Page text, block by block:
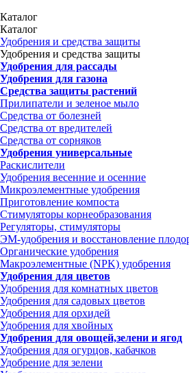
Каталог
Каталог
Удобрения и средства защиты
Удобрения и средства защиты
Удобрения для рассады
Удобрения для газона
Средства защиты растений
Прилипатели и зеленое мыло
Средства от болезней
Средства от вредителей
Средства от сорняков
Удобрения универсальные
Раскислители
Удобрения весенние и осенние
Микроэлементные удобрения
Приготовление компоста
Стимуляторы корнеобразования
Регуляторы, стимуляторы
ЭМ-удобрения и восстановление
Органические удобрения
Макроэлементные (NPK) удобрения
Удобрения для цветов
Удобрения для комнатных цветов
Удобрения для садовых цветов
Удобрения для орхидей
Удобрения для хвойных
Удобрения для овощей,зелени и ягод
Удобрения для огурцов, кабачков
Удобрение для зелени